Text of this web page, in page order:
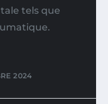
tels que
2024